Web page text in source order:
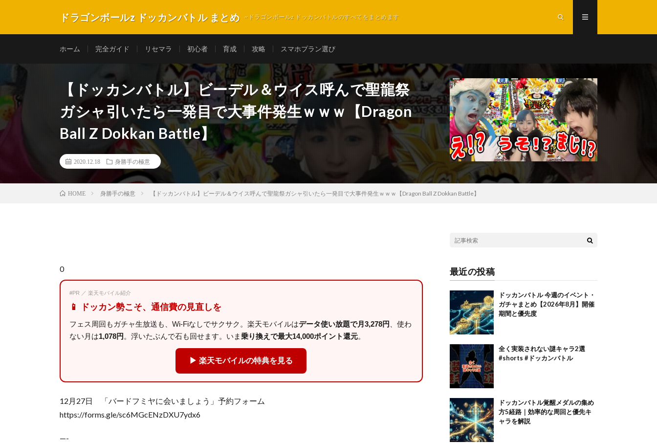
ドラゴンボールz ドッカンバトル まとめ ~ドラゴンボールz ドッカンバトルのすべてをまとめます
ホーム 完全ガイド リセマラ 初心者 育成 攻略 スマホプラン選び
【ドッカンバトル】ビーデル＆ウイス呼んで聖龍祭
ガシャ引いたら一発目で大事件発生ｗｗｗ【Dragon
Ball Z Dokkan Battle】
2020.12.18 身勝手の極意
HOME 身勝手の極意 【ドッカンバトル】ビーデル＆ウイス呼んで聖龍祭ガシャ引いたら一発目で大事件発生ｗｗｗ【Dragon Ball Z Dokkan Battle】
0
#PR ／ 楽天モバイル紹介
📱 ドッカン勢こそ、通信費の見直しを
フェス周回もガチャ生放送も、Wi-Fiなしでサクサク。楽天モバイルはデータ使い放題で月3,278円
、使わ
ない月は1,078円 。浮いたぶんで石も回せます。いま乗り換えで最大14,000ポイント還元。
▶ 楽天モバイルの特典を見る
12月27日 「バードフミヤに会いましょう」予約フォーム
https://forms.gle/sc6MGcENzDXU7ydx6
—-
最近の投稿
ドッカンバトル 今週のイベント・
ガチャまとめ【2026年8月】開催
期間と優先度
全く実装されない謎キャラ2選
#shorts #ドッカンバトル
ドッカンバトル覚醒メダルの集め
方5経路｜効率的な周回と優先キ
ャラを解説